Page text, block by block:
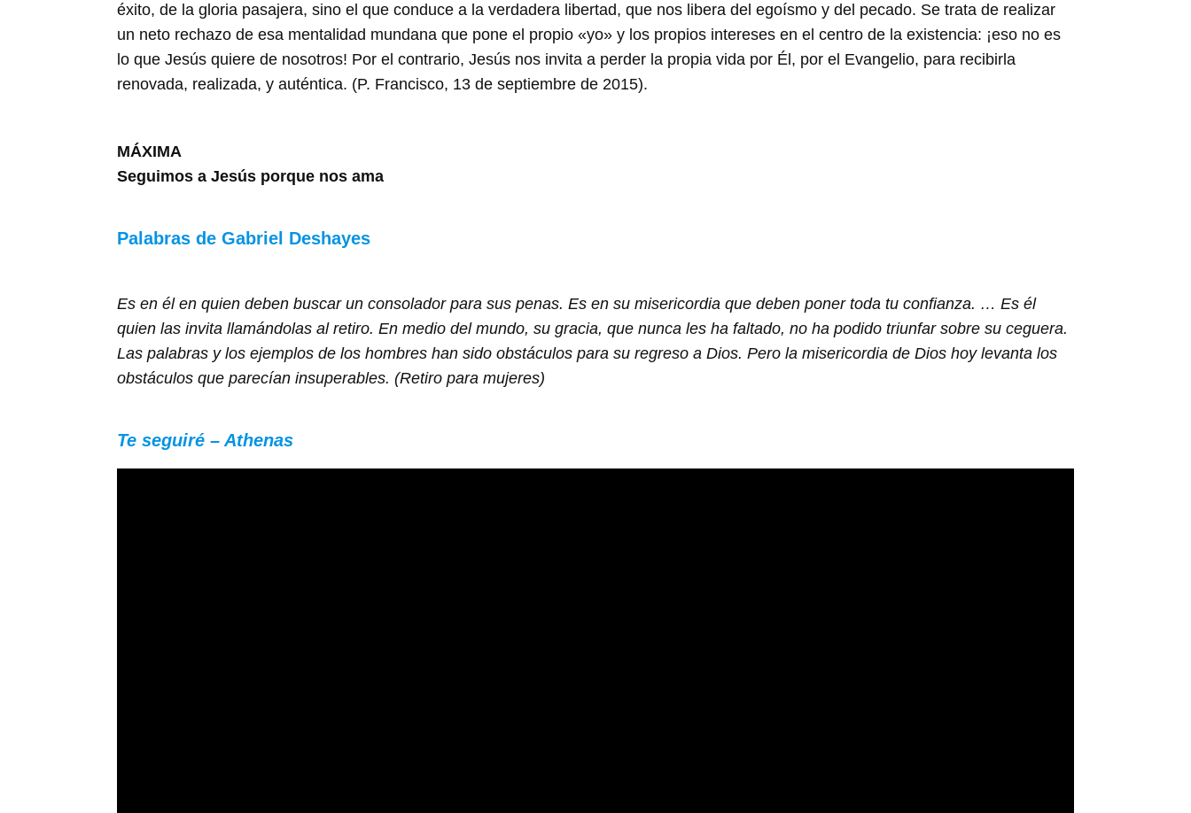
éxito, de la gloria pasajera, sino el que conduce a la verdadera libertad, que nos libera del egoísmo y del pecado. Se trata de realizar
un neto rechazo de esa mentalidad mundana que pone el propio «yo» y los propios intereses en el centro de la existencia: ¡eso no es
lo que Jesús quiere de nosotros! Por el contrario, Jesús nos invita a perder la propia vida por Él, por el Evangelio, para recibirla
renovada, realizada, y auténtica. (P. Francisco, 13 de septiembre de 2015).
MÁXIMA
Seguimos a Jesús porque nos ama
Palabras de Gabriel Deshayes
Es en él en quien deben buscar un consolador para sus penas. Es en su misericordia que deben poner toda tu confianza. … Es él
quien las invita llamándolas al retiro. En medio del mundo, su gracia, que nunca les ha faltado, no ha podido triunfar sobre su ceguera.
Las palabras y los ejemplos de los hombres han sido obstáculos para su regreso a Dios. Pero la misericordia de Dios hoy levanta los
obstáculos que parecían insuperables. (Retiro para mujeres)
Te seguiré – Athenas